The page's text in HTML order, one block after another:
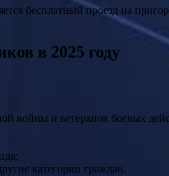
бесплатный проезд на
в 2025 году
войны и ветеранов боевых
категории граждан.